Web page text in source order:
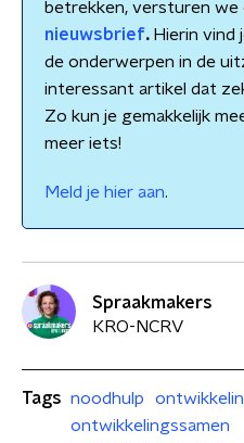
betrekken, versturen we
nieuwsbrief.Hierin vind
de onderwerpen in de
interessant artikel dat
Zo kun je gemakkelijk
meer iets!
Meld je hier aan.
Spraakmakers
KRO-NCRV
Tags noodhulp
ontwikkelingssamen